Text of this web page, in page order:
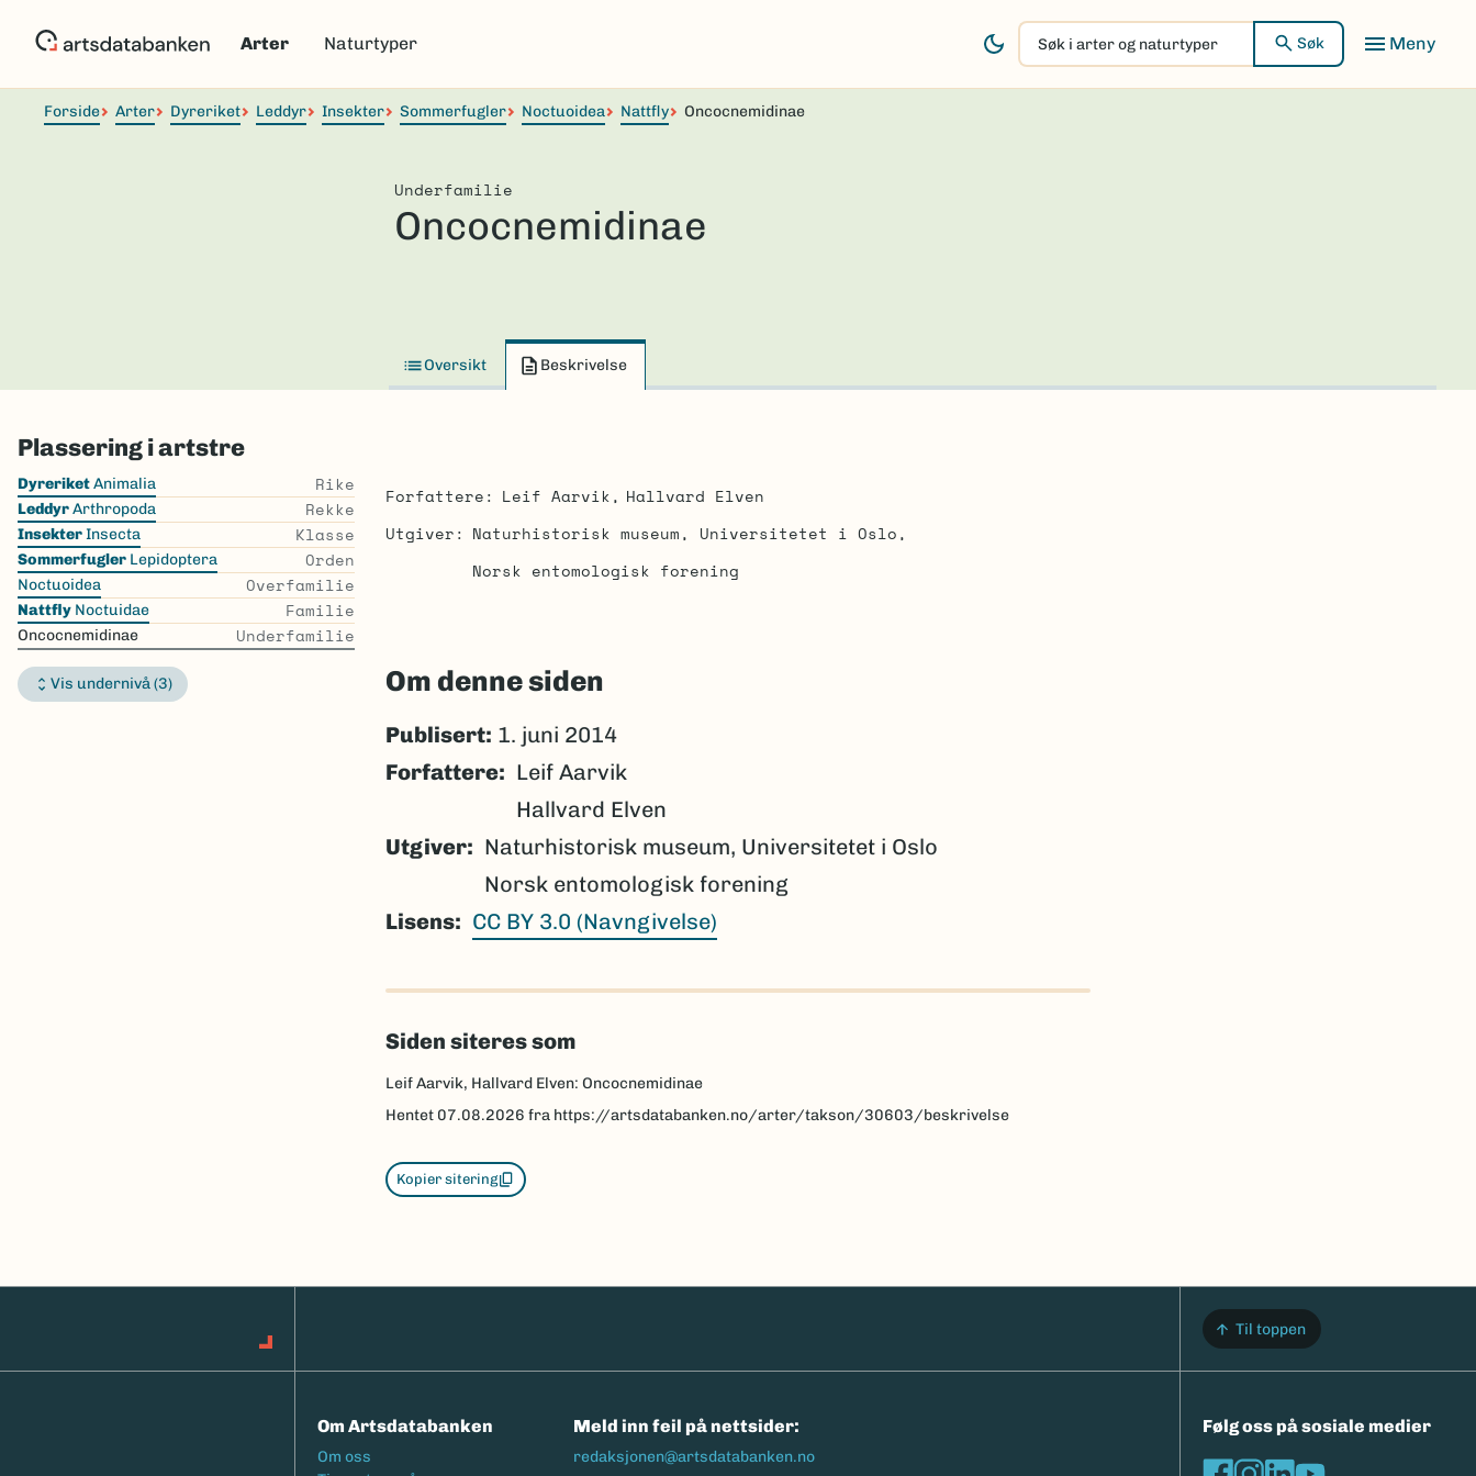
Arter Naturtyper
Søk
i
arter
Søk
Forside Arter Dyreriket Leddyr Insekter Sommerfugler Noctuoidea Nattfly Oncocnemidinae
Underfamilie
Oncocnemidinae
Oversikt Beskrivelse
Plassering i artstre
Skip
the
list
DyreriketAnimalia Rike
LeddyrArthropoda Rekke
InsekterInsecta Klasse
Sommerfugler Lepidoptera Orden
Noctuoidea Overfamilie
Nattfly Noctuidae Familie
Oncocnemidinae Underfamilie
Vis undernivå (3)
Forfattere Leif Aarvik
Hallvard Elven
Utgiver
Naturhistorisk museum, Universitetet i Oslo
Norsk entomologisk forening
Om denne siden
Publisert: 1. juni 2014
Forfattere
Leif Aarvik
Hallvard Elven
Utgiver
Naturhistorisk museum, Universitetet i Oslo
Norsk entomologisk forening
Lisens
CC BY 3.0 (Navngivelse)
Siden siteres som
Leif Aarvik, Hallvard Elven: Oncocnemidinae
Hentet 07.08.2026 fra https://artsdatabanken.no/arter/takson/30603/beskrivelse
Kopier sitering
Til toppen
Om Artsdatabanken
Footermeny
Om oss
Meld inn feil på nettsider:
redaksjonen@artsdatabanken.no
Følg oss på sosiale medier